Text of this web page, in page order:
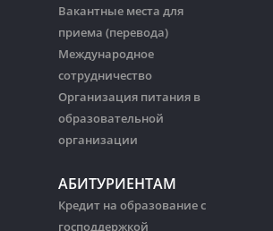
Вакантные места для
приема (перевода)
Международное
сотрудничество
Организация питания в
образовательной
организации
АБИТУРИЕНТАМ
Кредит на образование с
господдержкой